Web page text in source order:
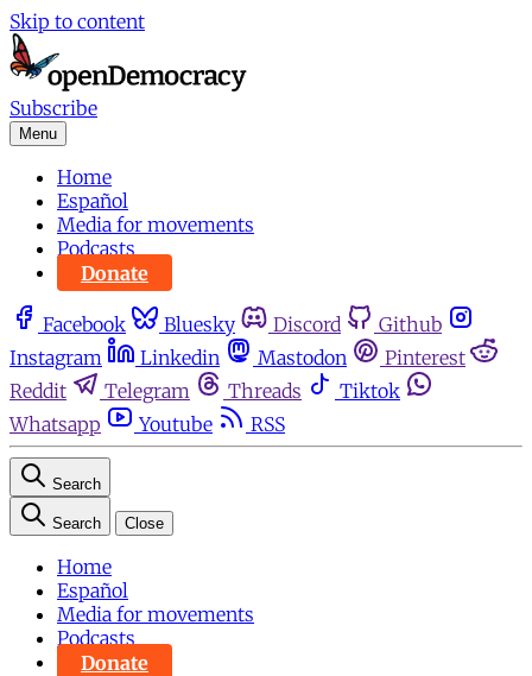
Skip to content
Subscribe
Menu
Home
Español
Media for movements
Podcasts
Donate
Facebook Bluesky Discord
Github
Instagram
Linkedin Mastodon
Pinterest
Reddit
Telegram Threads
Tiktok
Whatsapp
Youtube RSS
Search
Search Close
Home
Español
Media for movements
Podcasts
Donate